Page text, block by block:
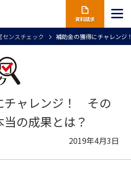
資料請求
センスチェック 補助金の獲得にチャレン
チャレンジ！ その
の成果とは？
2019年4月3日